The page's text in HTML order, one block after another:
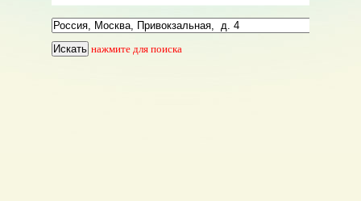
нажмите для поиска